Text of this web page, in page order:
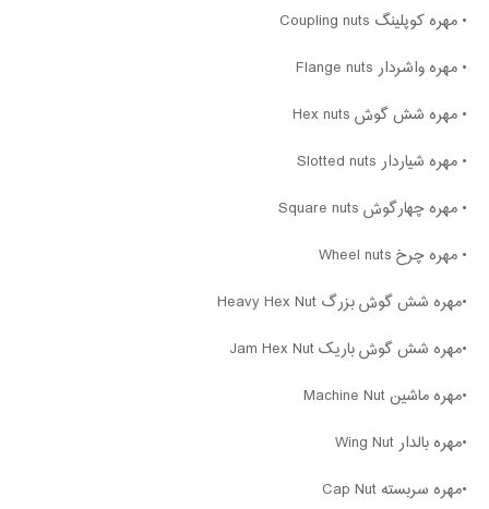
• مهره کوپلینگ Coupling nuts
• مهره واشردار Flange nuts
• مهره شش گوش Hex nuts
• مهره شیاردار Slotted nuts
• مهره چهارگوش Square nuts
• مهره چرخ Wheel nuts
•مهره شش گوش بزرگ Heavy Hex Nut
•مهره شش گوش باریک Jam Hex Nut
•مهره ماشین Machine Nut
•مهره بالدار Wing Nut
•مهره سربسته Cap Nut